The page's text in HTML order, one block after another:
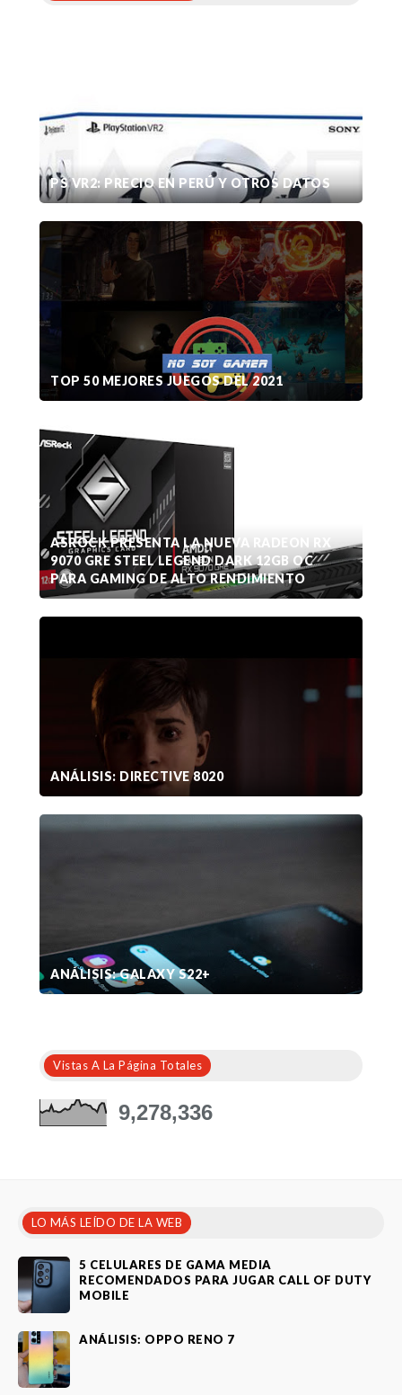
PS VR2: PRECIO EN PERÚ Y OTROS DATOS
TOP 50 MEJORES JUEGOS DEL 2021
ASROCK PRESENTA LA NUEVA RADEON RX
9070 GRE STEEL LEGEND DARK 12GB OC
PARA GAMING DE ALTO RENDIMIENTO
ANÁLISIS: DIRECTIVE 8020
ANÁLISIS: GALAXY S22+
Vistas A La Página Totales
9,278,336
LO MÁS LEÍDO DE LA WEB
5 CELULARES DE GAMA MEDIA
RECOMENDADOS PARA JUGAR CALL OF DUTY
MOBILE
ANÁLISIS: OPPO RENO 7